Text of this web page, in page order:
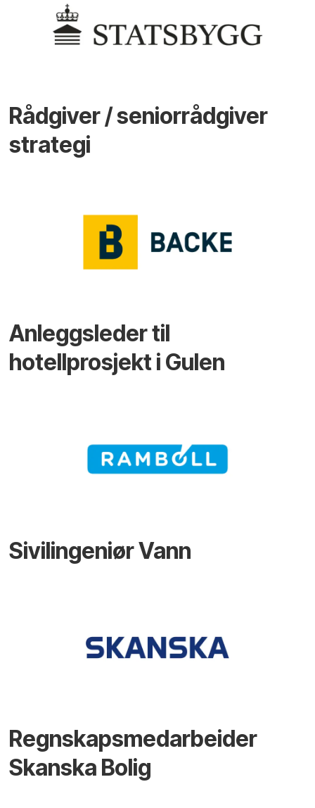
Rådgiver / seniorrådgiver
strategi
Anleggsleder til
hotellprosjekt i Gulen
Sivilingeniør Vann
Regnskapsmedarbeider
Skanska Bolig